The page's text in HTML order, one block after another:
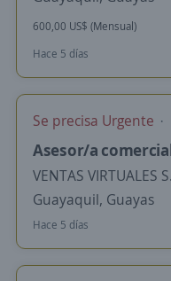
600,00 US$ (Mensual)
Hace 5 días
Se precisa Urgente
Asesor/a
VENTAS VIRTUALES
Guayaquil, Guayas
Hace 5 días